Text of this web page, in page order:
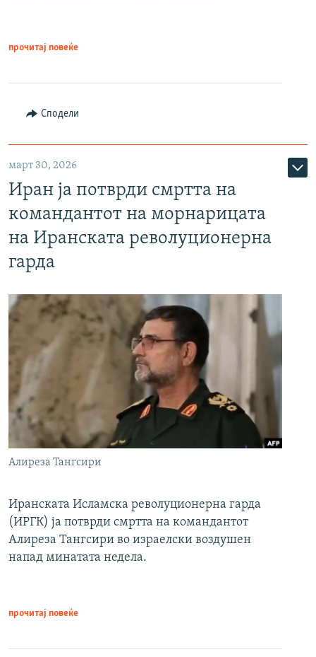
прочитај повеќе
Сподели
март 30, 2026
Иран ја потврди смртта на
командантот на морнарицата
на Иранската револуционерна
гарда
Алиреза Тангсири
Иранската Исламска револуционерна гарда
(ИРГК) ја потврди смртта на командантот
Алиреза Тангсири во израелски воздушен
напад минатата недела.
прочитај повеќе